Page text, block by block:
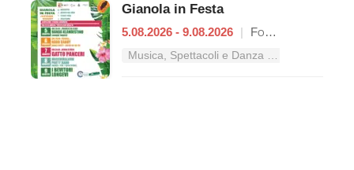
Gianola in Festa
5.08.2026 - 9.08.2026 | Formia